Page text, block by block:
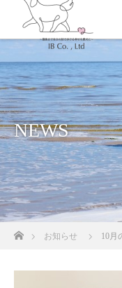
NEWS
ホームお知らせ 10月